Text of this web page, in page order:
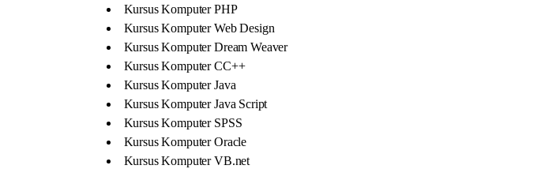
Kursus Komputer PHP
Kursus Komputer Web Design
Kursus Komputer Dream Weaver
Kursus Komputer CC++
Kursus Komputer Java
Kursus Komputer Java Script
Kursus Komputer SPSS
Kursus Komputer Oracle
Kursus Komputer VB.net